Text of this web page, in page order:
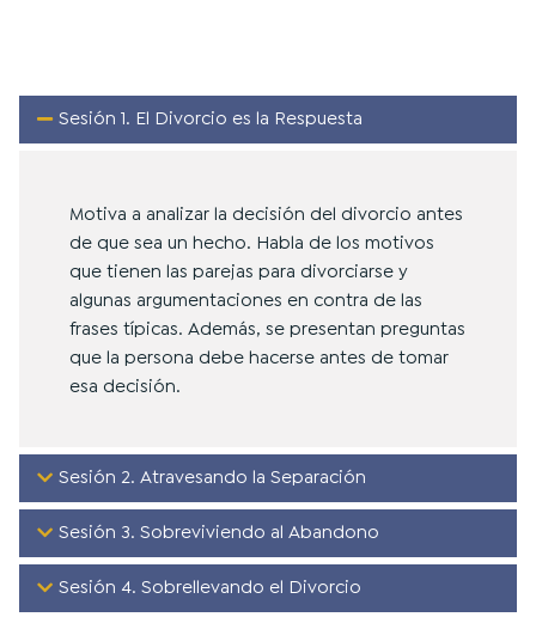
Sesión 1. El Divorcio es la Respuesta
Motiva a analizar la decisión del divorcio antes
de que sea un hecho. Habla de los motivos
que tienen las parejas para divorciarse y
algunas argumentaciones en contra de las
frases típicas. Además, se presentan preguntas
que la persona debe hacerse antes de tomar
esa decisión.
Sesión 2. Atravesando la Separación
Sesión 3. Sobreviviendo al Abandono
Sesión 4. Sobrellevando el Divorcio